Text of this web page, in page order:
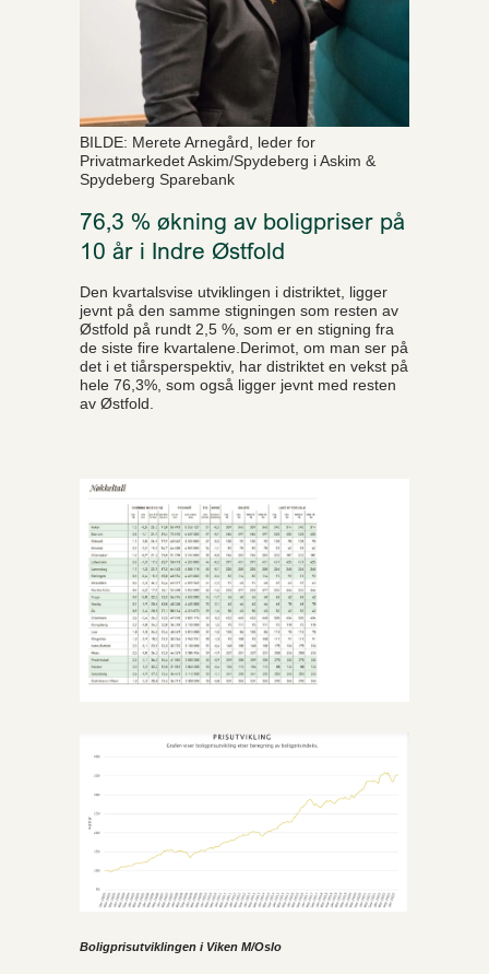
BILDE: Merete Arnegård, leder for
Privatmarkedet Askim/Spydeberg i Askim &
Spydeberg Sparebank
76,3 % økning av boligpriser på
10 år i Indre Østfold
Den kvartalsvise utviklingen i distriktet, ligger
jevnt på den samme stigningen som resten av
Østfold på rundt 2,5 %, som er en stigning fra
de siste fire kvartalene.Derimot, om man ser på
det i et tiårsperspektiv, har distriktet en vekst på
hele 76,3%, som også ligger jevnt med resten
av Østfold.
Boligprisutviklingen i Viken M/Oslo